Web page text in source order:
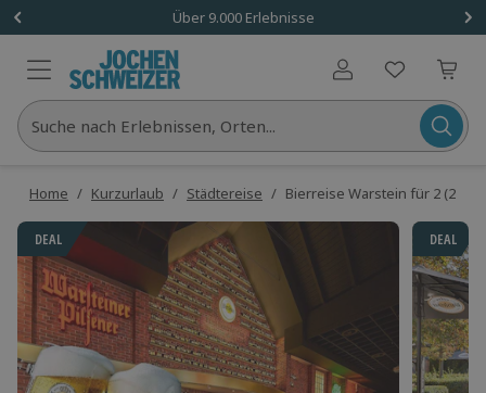
Über 9.000 Erlebnisse
Benutzerkonto
Suche nach Erlebnissen, Orten...
Home / Kurzurlaub / Städtereise / Bierreise Warstein für 2 (2
DEAL DEAL